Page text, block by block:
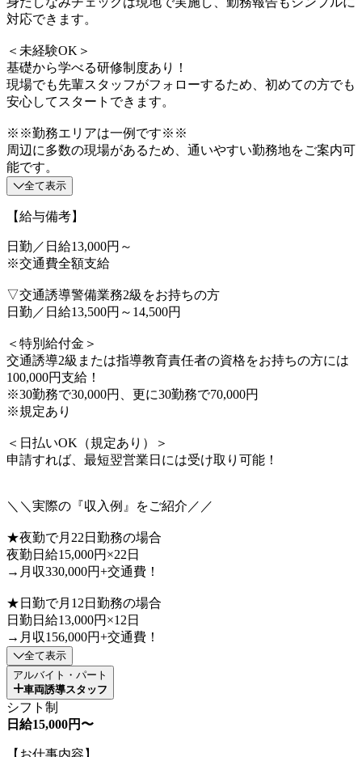
対応できます。
＜未経験OK＞
基礎から学べる研修制度あり！
現場でも先輩スタッフがフォローするため、初めての方でも
安心してスタートできます。
※※勤務エリアは一例です※※
周辺に多数の現場があるため、通いやすい勤務地をご案内可
能です。
全て表示
【給与備考】
日勤／日給13,000円～
※交通費全額支給
▽交通誘導警備業務2級をお持ちの方
日勤／日給13,500円～14,500円
＜特別給付金＞
交通誘導2級または指導教育責任者の資格をお持ちの方には
100,000円支給！
※30勤務で30,000円、更に30勤務で70,000円
※規定あり
＜日払いOK（規定あり）＞
申請すれば、最短翌営業日には受け取り可能！
＼＼実際の『収入例』をご紹介／／
★夜勤で月22日勤務の場合
夜勤日給15,000円×22日
→月収330,000円+交通費！
★日勤で月12日勤務の場合
日勤日給13,000円×12日
→月収156,000円+交通費！
全て表示
アルバイト・パート
車両誘導スタッフ
シフト制
日給15,000円〜
【お仕事内容】